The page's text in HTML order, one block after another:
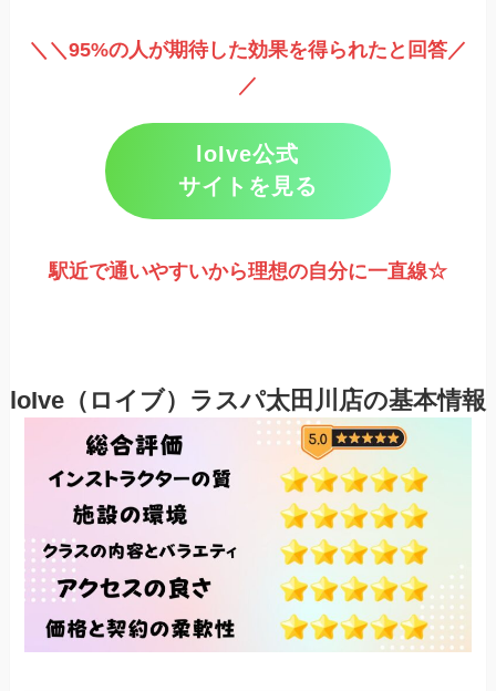
＼＼95%の人が期待した効果を得られたと回答／
／
loIve公式
サイトを見る
駅近で通いやすいから理想の自分に一直線☆
loIve（ロイブ）ラスパ太田川店の基本情報